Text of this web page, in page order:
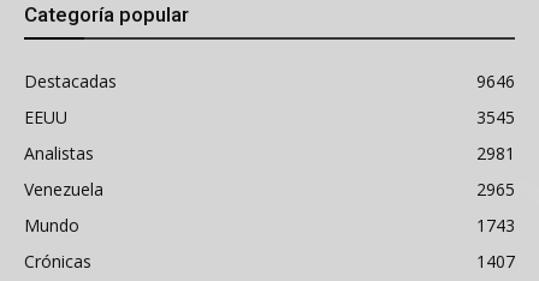
Categoría popular
Destacadas
9646
EEUU
3545
Analistas
2981
Venezuela
2965
Mundo
1743
Crónicas
1407